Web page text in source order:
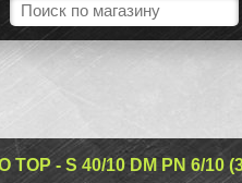
- S 40/10 DM PN 6/10